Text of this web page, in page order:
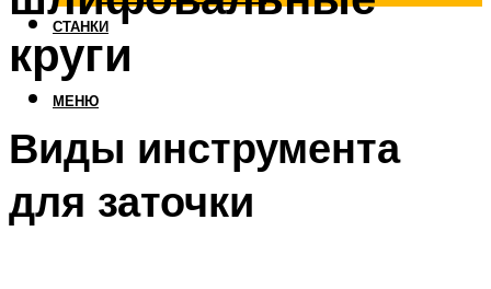
СТАНКИ
МЕНЮ
круги
Виды инструмента
для заточки